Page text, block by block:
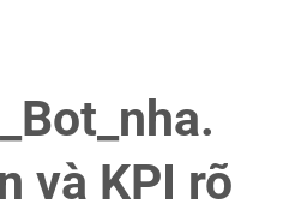
và KPI rõ